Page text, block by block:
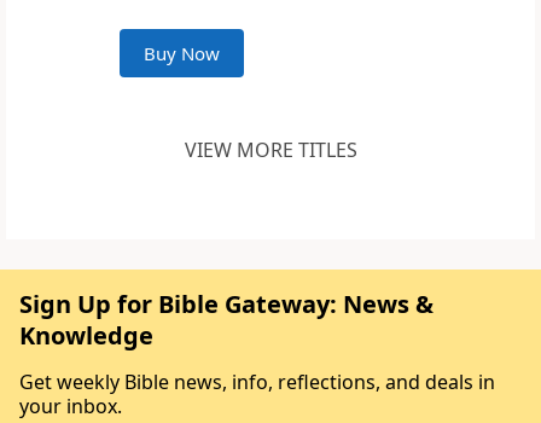
Buy Now
VIEW MORE TITLES
Sign Up for Bible Gateway: News &
Knowledge
Get weekly Bible news, info, reflections, and deals in
your inbox.